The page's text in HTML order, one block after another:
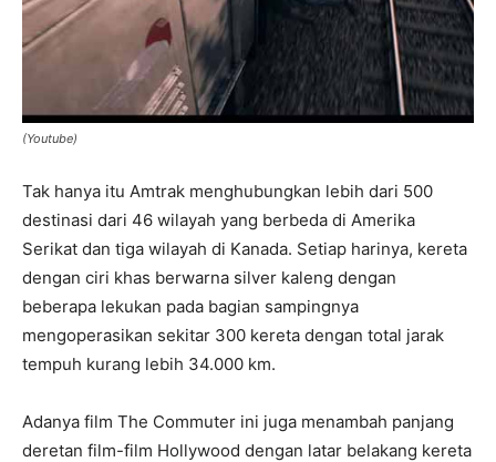
(Youtube)
Tak hanya itu Amtrak menghubungkan lebih dari 500
destinasi dari 46 wilayah yang berbeda di Amerika
Serikat dan tiga wilayah di Kanada. Setiap harinya, kereta
dengan ciri khas berwarna silver kaleng dengan
beberapa lekukan pada bagian sampingnya
mengoperasikan sekitar 300 kereta dengan total jarak
tempuh kurang lebih 34.000 km.
Adanya film The Commuter ini juga menambah panjang
deretan film-film Hollywood dengan latar belakang kereta